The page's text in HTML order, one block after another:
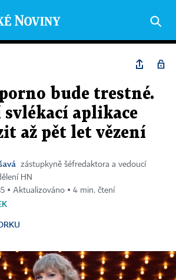
bude trestné.
aplikace
až pět let vězení
zástupkyně šéfredaktora a vedoucí
HN
▪ Aktualizováno ▪ 4 min. čtení